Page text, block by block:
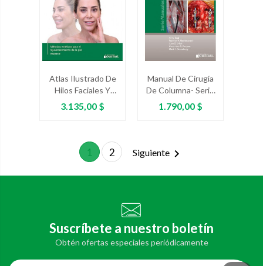
Atlas Ilustrado De
Hilos Faciales Y
Corporales
Precio
3.135,00 $
Manual De Cirugía
De Columna- Serie
Manuales
Precio
1.790,00 $
1 2 Siguiente 
Suscríbete a nuestro boletín
Obtén ofertas especiales periódicamente